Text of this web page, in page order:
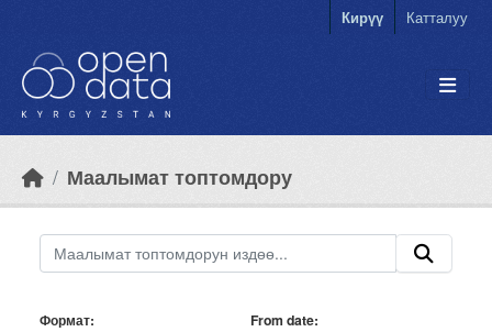
Кирүү Катталуу
Маалымат топтомдору
Формат From date